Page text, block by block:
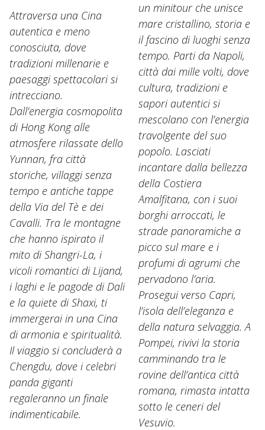
Attraversa una Cina
autentica e meno
conosciuta, dove
tradizioni millenarie e
paesaggi spettacolari si
intrecciano.
Dall’energia cosmopolita
di Hong Kong alle
atmosfere rilassate dello
Yunnan, fra città
storiche, villaggi senza
tempo e antiche tappe
della Via del Tè e dei
Cavalli. Tra le montagne
che hanno ispirato il
mito di Shangri-La, i
vicoli romantici di Lijand,
i laghi e le pagode di Dali
e la quiete di Shaxi, ti
immergerai in una Cina
di armonia e spiritualità.
Il viaggio si concluderà a
Chengdu, dove i celebri
panda giganti
regaleranno un finale
indimenticabile.
un minitour che unisce
mare cristallino, storia e
il fascino di luoghi senza
tempo. Parti da Napoli,
città dai mille volti, dove
cultura, tradizioni e
sapori autentici si
mescolano con l’energia
travolgente del suo
popolo. Lasciati
incantare dalla bellezza
della Costiera
Amalfitana, con i suoi
borghi arroccati, le
strade panoramiche a
picco sul mare e i
profumi di agrumi che
pervadono l’aria.
Prosegui verso Capri,
l’isola dell’eleganza e
della natura selvaggia. A
Pompei, rivivi la storia
camminando tra le
rovine dell’antica città
romana, rimasta intatta
sotto le ceneri del
Vesuvio.